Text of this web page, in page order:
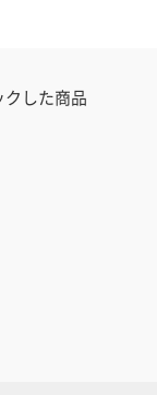
した商品